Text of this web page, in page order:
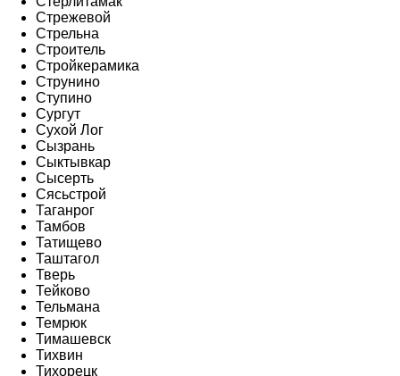
Стрежевой
Стрельна
Строитель
Стройкерамика
Струнино
Ступино
Сургут
Сухой Лог
Сызрань
Сыктывкар
Сысерть
Сясьстрой
Таганрог
Тамбов
Татищево
Таштагол
Тверь
Тейково
Тельмана
Темрюк
Тимашевск
Тихвин
Тихорецк